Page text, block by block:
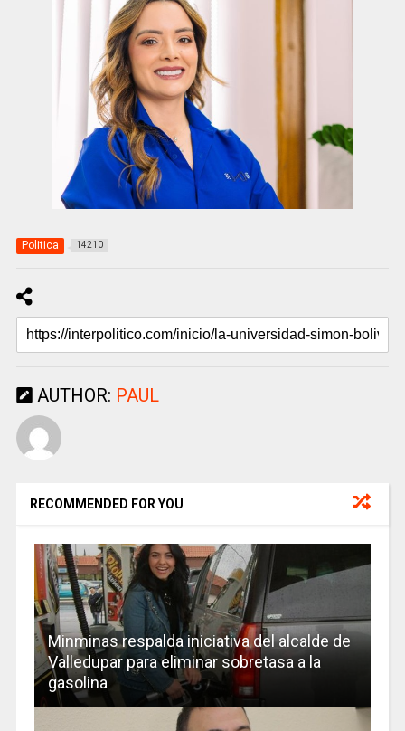
Politica 14210
AUTHOR: PAUL
RECOMMENDED FOR YOU
Minminas respalda iniciativa del alcalde de
Valledupar para eliminar sobretasa a la
gasolina